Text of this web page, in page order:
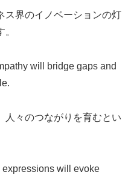
ス界のイノベーションの灯
will bridge gaps and
人々のつながりを育むとい
expressions will evoke